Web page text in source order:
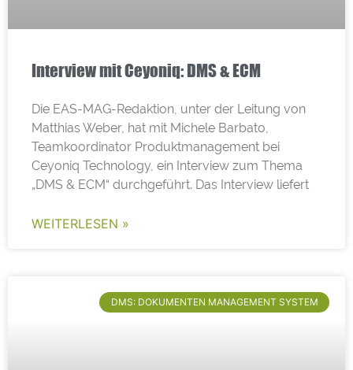
Interview mit Ceyoniq: DMS & ECM
Die EAS-MAG-Redaktion, unter der Leitung von
Matthias Weber, hat mit Michele Barbato,
Teamkoordinator Produktmanagement bei
Ceyoniq Technology, ein Interview zum Thema
„DMS & ECM“ durchgeführt. Das Interview liefert
WEITERLESEN »
DMS: DOKUMENTEN MANAGEMENT SYSTEM